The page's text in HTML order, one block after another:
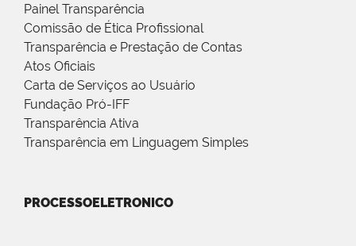
Painel Transparência
Comissão de Ética Profissional
Transparência e Prestação de Contas
Atos Oficiais
Carta de Serviços ao Usuário
Fundação Pró-IFF
Transparência Ativa
Transparência em Linguagem Simples
PROCESSOELETRONICO